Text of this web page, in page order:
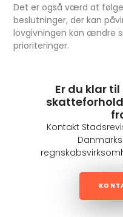
Det er også værd at
beslutninger, der kan
lovgivningen kan ændre
prioriteringer.
Er du klar
Kontakt